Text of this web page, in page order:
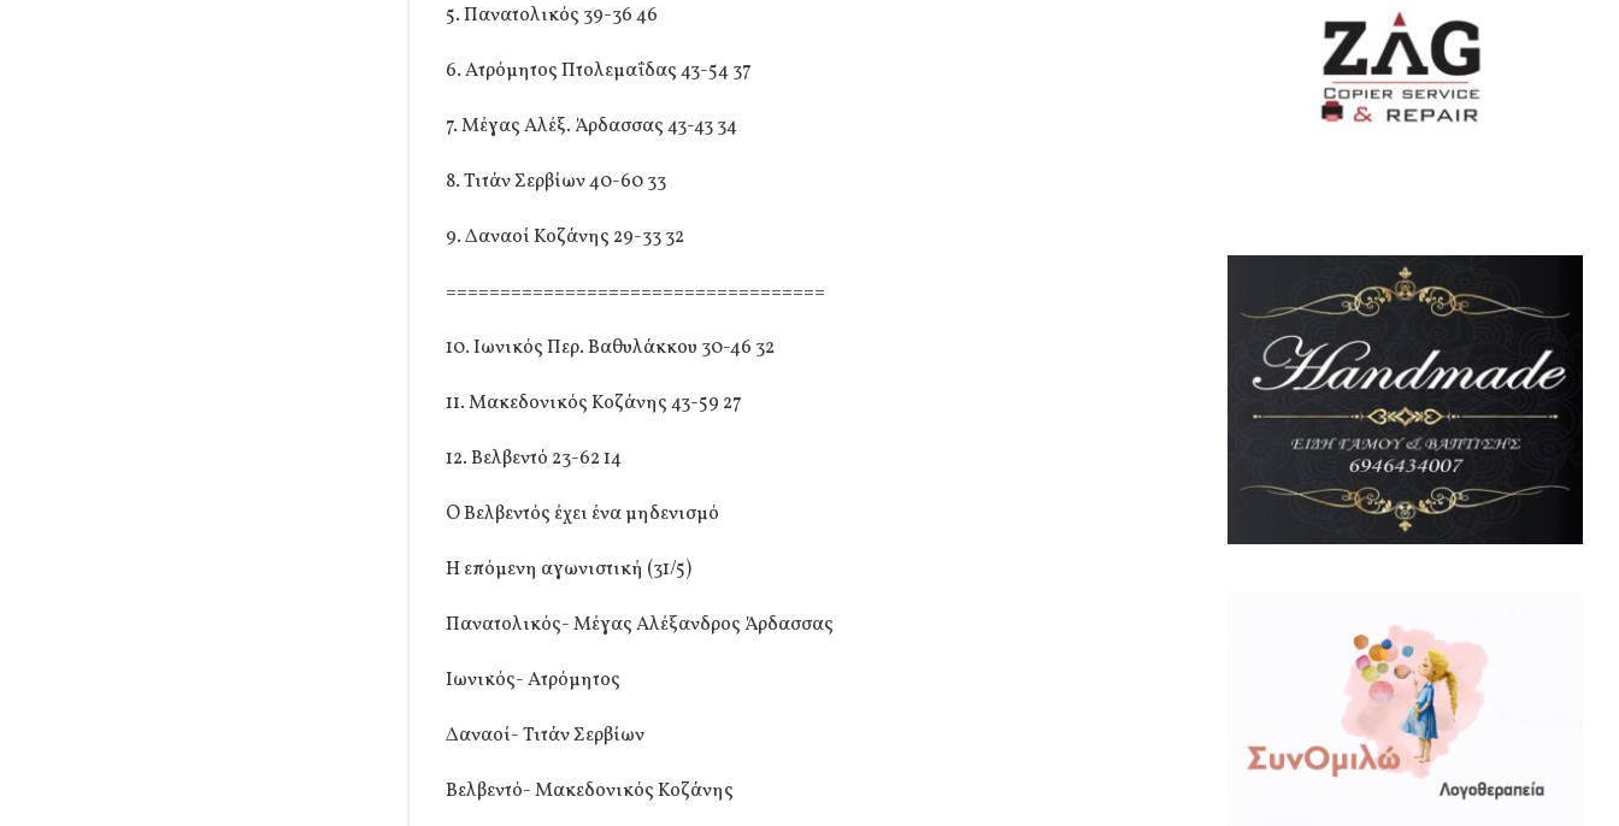
5. Πανατολικός 39-36 46
6. Ατρόμητος Πτολεμαΐδας 43-54 37
7. Μέγας Αλέξ. Άρδασσας 43-43 34
8. Τιτάν Σερβίων 40-60 33
9. Δαναοί Κοζάνης 29-33 32
===================================
10. Ιωνικός Περ. Βαθυλάκκου 30-46 32
11. Μακεδονικός Κοζάνης 43-59 27
12. Βελβεντό 23-62 14
O Βελβεντός έχει ένα μηδενισμό
Η επόμενη αγωνιστική (31/5)
Πανατολικός- Μέγας Αλέξανδρος Άρδασσας
Ιωνικός- Ατρόμητος
Δαναοί- Τιτάν Σερβίων
Βελβεντό- Μακεδονικός Κοζάνης